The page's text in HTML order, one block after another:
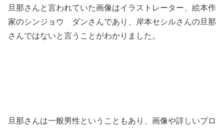
旦那さんと言われていた画像はイラストレーター、絵本作
家のシンジョウ ダンさんであり、岸本セシルさんの旦那
さんではないと言うことがわかりました。
旦那さんは一般男性ということもあり、画像や詳しいプロ